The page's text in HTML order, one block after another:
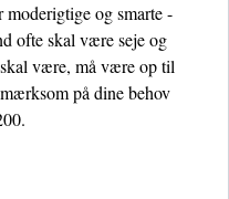
og smarte -
ofte skal være seje og
være, må være op til
på dine behov